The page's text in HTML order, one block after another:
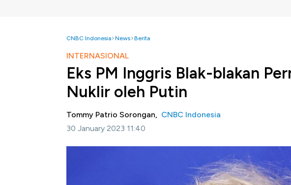
CNBC Indonesia News Berita
INTERNASIONAL
Eks PM Inggris Blak-blakan
Nuklir oleh Putin
Tommy Patrio Sorongan, CNBC Indonesia
30 January 2023 11:40